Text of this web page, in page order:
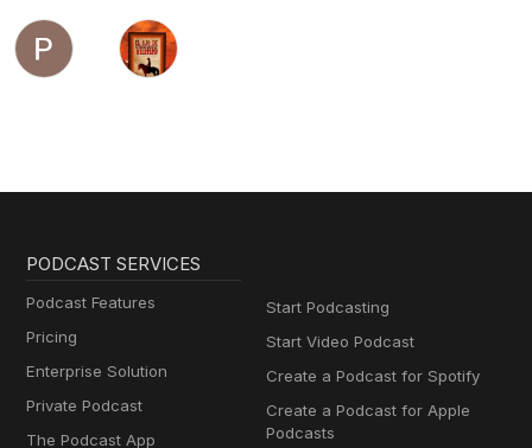
PODCAST SERVICES
Podcast Features
Pricing
Enterprise Solution
Private Podcast
The Podcast App
Start Podcasting
Start Video Podcast
Create a Podcast for Spotify
Create a Podcast for Apple
Podcasts